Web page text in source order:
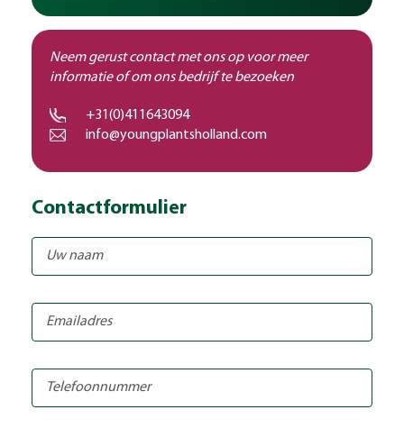
Contactformulier
Neem gerust contact met ons op voor meer
informatie of om ons bedrijf te bezoeken
+31(0)411643094
info@youngplantsholland.com